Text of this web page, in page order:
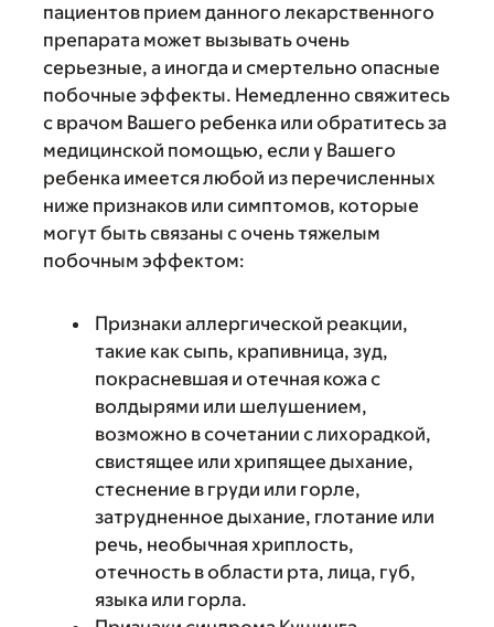
пациентов прием данного лекарственного
препарата может вызывать очень
серьезные, а иногда и смертельно опасные
побочные эффекты. Немедленно свяжитесь
с врачом Вашего ребенка или обратитесь за
медицинской помощью, если у Вашего
ребенка имеется любой из перечисленных
ниже признаков или симптомов, которые
могут быть связаны с очень тяжелым
побочным эффектом:
Признаки аллергической реакции,
такие как сыпь, крапивница, зуд,
покрасневшая и отечная кожа с
волдырями или шелушением,
возможно в сочетании с лихорадкой,
свистящее или хрипящее дыхание,
стеснение в груди или горле,
затрудненное дыхание, глотание или
речь, необычная хриплость,
отечность в области рта, лица, губ,
языка или горла.